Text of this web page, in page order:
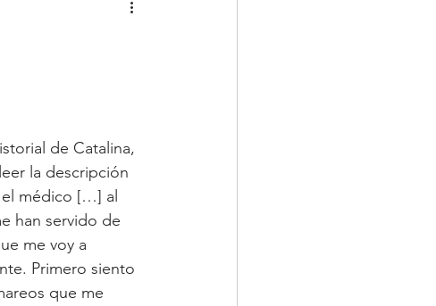
Etty Kaufmann Kappari
Instituciones educativas
de Catalina,
la descripción
médico […] al
han servido de
me voy a
Primero siento
que me